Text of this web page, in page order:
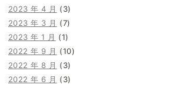
2023 年 4 月 (3)
2023 年 3 月 (7)
2023 年 1 月 (1)
2022 年 9 月 (10)
2022 年 8 月 (3)
2022 年 6 月 (3)